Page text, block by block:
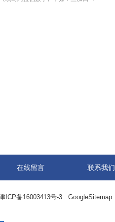
在线留言 联系我们
ICP备16003413号-3
GoogleSitemap